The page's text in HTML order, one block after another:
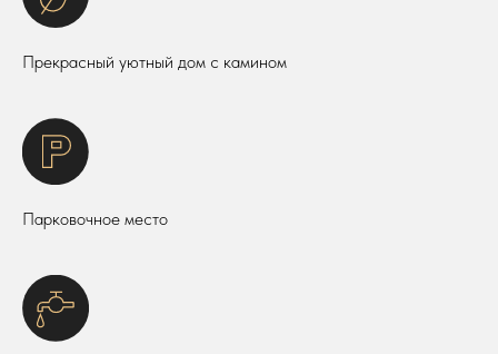
Прекрасный уютный дом с камином
Парковочное место